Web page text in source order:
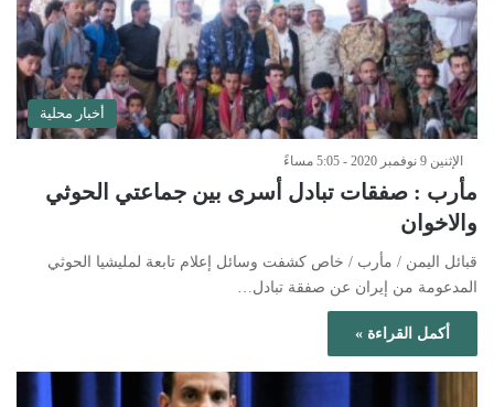
أخبار محلية
الإثنين 9 نوفمبر 2020 - 5:05 مساءً
مأرب : صفقات تبادل أسرى بين جماعتي الحوثي
والاخوان
قبائل اليمن / مأرب / خاص كشفت وسائل إعلام تابعة لمليشيا الحوثي
المدعومة من إيران عن صفقة تبادل…
أكمل القراءة »